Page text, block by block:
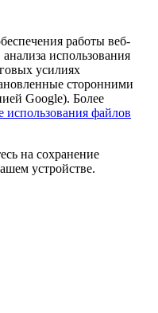
работы веб-
использования
усилиях
сторонними
Google). Более
использования файлов
на сохранение
устройстве.